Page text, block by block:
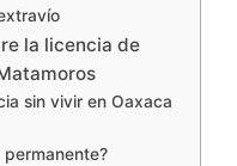
la licencia de
sin vivir en Oaxaca
permanente?